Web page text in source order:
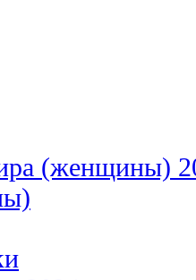
(женщины)